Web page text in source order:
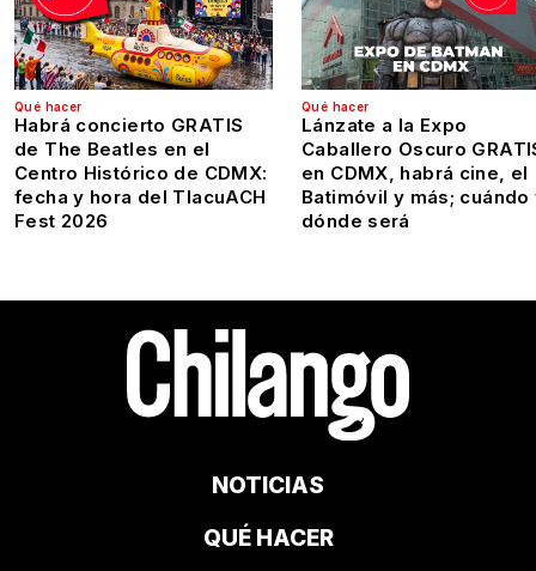
Qué hacer
Habrá concierto GRATIS
de The Beatles en el
Centro Histórico de CDMX:
fecha y hora del TlacuACH
Fest 2026
Qué hacer
Lánzate a la Expo
Caballero Oscuro
en CDMX, habrá cine, el
Batimóvil y más; cuándo
dónde será
NOTICIAS
QUÉ HACER